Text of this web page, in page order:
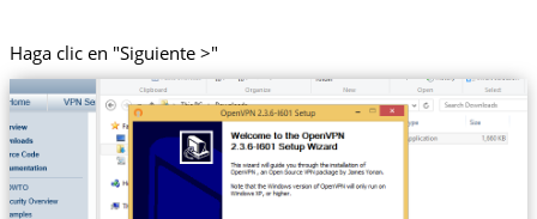
Haga clic en "Siguiente >"